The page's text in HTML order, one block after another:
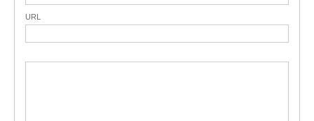
URL